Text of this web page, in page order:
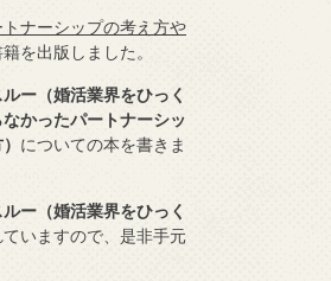
ナーシップの考え方や
を出版しました。
ー（婚活業界をひっく
かったパートナーシッ
についての本を書きま
ー（婚活業界をひっく
いますので、是非手元